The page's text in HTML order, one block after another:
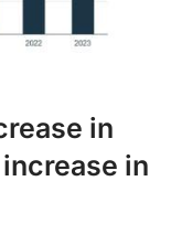
in
in